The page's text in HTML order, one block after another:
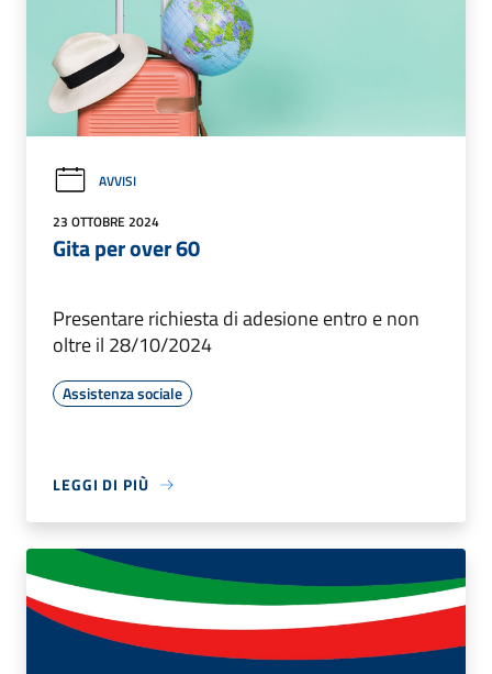
AVVISI
23 OTTOBRE 2024
Gita per over 60
Presentare richiesta di adesione entro e non
oltre il 28/10/2024
Assistenza sociale
LEGGI DI PIÙ